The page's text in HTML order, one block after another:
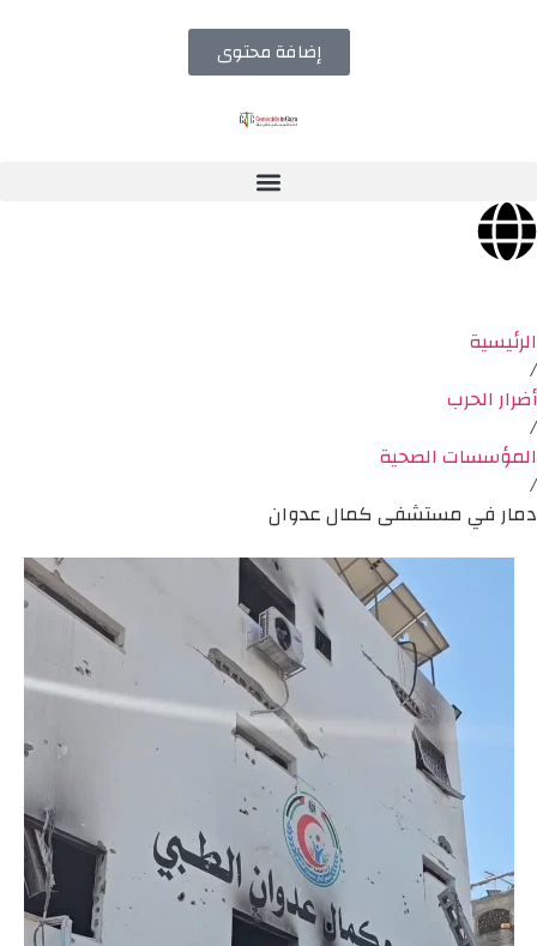
إضافة محتوى
الرئيسية
/
أضرار الحرب
/
المؤسسات الصحية
/
دمار في مستشفى كمال عدوان